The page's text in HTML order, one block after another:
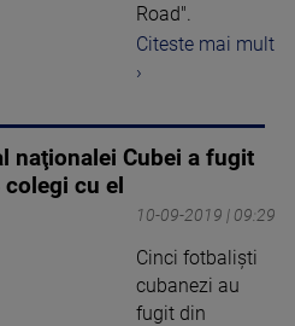
Road".
Citeste mai mult
›
naţionalei Cubei a fugit
cu el
10-09-2019 | 09:29
Cinci fotbalişti
cubanezi au
fugit din